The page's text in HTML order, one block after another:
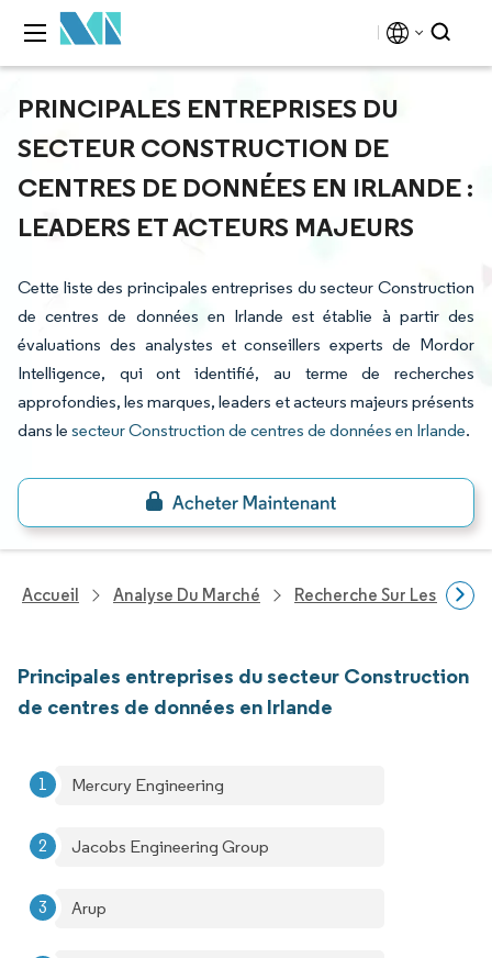
PRINCIPALES ENTREPRISES DU
SECTEUR CONSTRUCTION DE
CENTRES DE DONNÉES EN IRLANDE :
LEADERS ET ACTEURS MAJEURS
Cette liste des principales entreprises du secteur Construction
de centres de données en Irlande est établie à partir des
évaluations des analystes et conseillers experts de Mordor
Intelligence, qui ont identifié, au terme de recherches
approfondies, les marques, leaders et acteurs majeurs présents
dans le secteur Construction de centres de données en Irlande.
Accueil Analyse Du Marché Recherche Sur Les
Principales entreprises du secteur Construction
de centres de données en Irlande
Mercury Engineering
Jacobs Engineering Group
Arup